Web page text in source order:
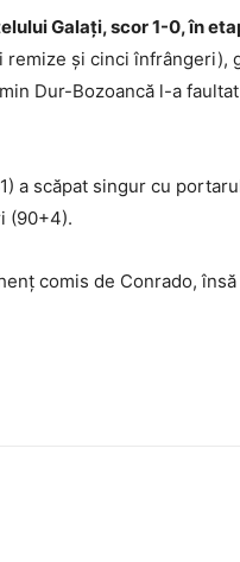
Galați, scor 1-0, în
și cinci înfrângeri),
Dur-Bozoancă l-a
a scăpat singur cu
(90+4).
comis de Conrado,